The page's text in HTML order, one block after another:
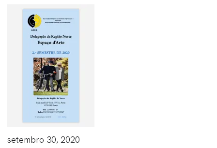
setembro 30, 2020